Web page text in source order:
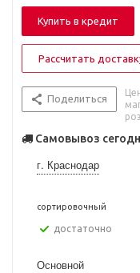
Купить в кредит
Рассчитать
Поделиться
Самовывоз
г. Краснодар
сортировочный
Достаточно
Основной